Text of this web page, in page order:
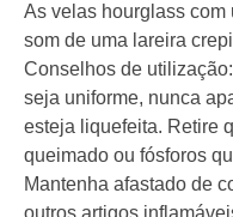
As velas hourglass com
som de uma lareira
Conselhos de
seja uniforme, nunca
esteja liquefeita. Retire
queimado ou fósforos
Mantenha afastado de